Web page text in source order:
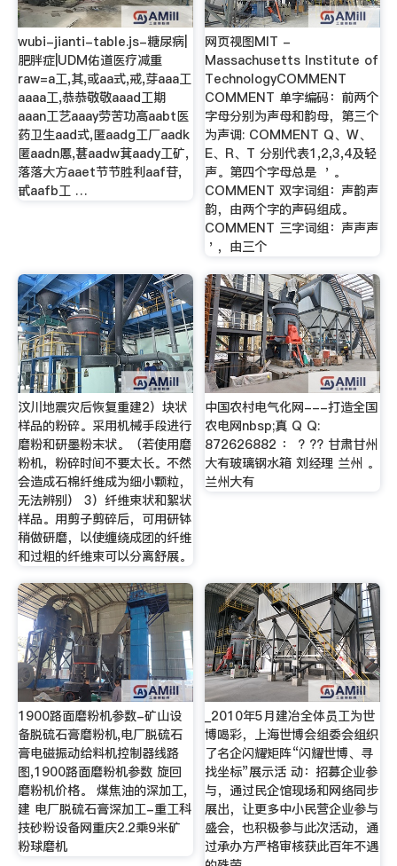
wubi-jianti-table.js-糖尿病|
肥胖症|UDM佑道医疗减重
raw=a工,其,或aa式,戒,芽aaa工
aaaa工,恭恭敬敬aaad工期
aaan工艺aaay劳苦功高aabt医
药卫生aad式,匿aadg工厂aadk
匿aadn慝,葚aadw萁aady工矿,
落落大方aaet节节胜利aaf苷,
甙aafb工 …
网页视图MIT -
Massachusetts Institute of
TechnologyCOMMENT
COMMENT 单字编码：前两个
字母分别为声母和韵母，第三个
为声调: COMMENT Q、W、
E、R、T 分别代表1,2,3,4及轻
声。第四个字母总是 ＇。
COMMENT 双字词组：声韵声
韵，由两个字的声码组成。
COMMENT 三字词组：声声声
＇，由三个
汶川地震灾后恢复重建2）块状
样品的粉碎。采用机械手段进行
磨粉和研墨粉末状。（若使用磨
粉机，粉碎时间不要太长。不然
会造成石棉纤维成为细小颗粒，
无法辨别） 3）纤维束状和絮状
样品。用剪子剪碎后，可用研钵
稍做研磨，以使缠绕成团的纤维
和过粗的纤维束可以分离舒展。
中国农村电气化网---打造全国
农电网nbsp;真 Q Q:
872626882 ： ? ?? 甘肃甘州
大有玻璃钢水箱 刘经理 兰州 。
兰州大有
1900路面磨粉机参数-矿山设
备脱硫石膏磨粉机,电厂脱硫石
膏电磁振动给料机控制器线路
图,1900路面磨粉机参数 旋回
磨粉机价格。 煤焦油的深加工,
建 电厂脱硫石膏深加工-重工科
技砂粉设备网重庆2.2乘9米矿
粉球磨机
_2010年5月建冶全体员工为世
博喝彩，上海世博会组委会组织
了名企闪耀矩阵“闪耀世博、寻
找坐标”展示活 动：招募企业参
与，通过民企馆现场和网络同步
展出，让更多中小民营企业参与
盛会，也积极参与此次活动，通
过承办方严格审核获此百年不遇